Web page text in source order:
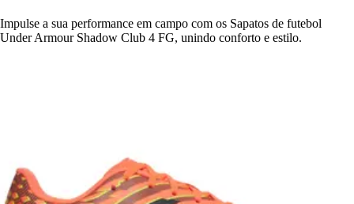
Impulse a sua performance em campo com os Sapatos de futebol
Under Armour Shadow Club 4 FG, unindo conforto e estilo.